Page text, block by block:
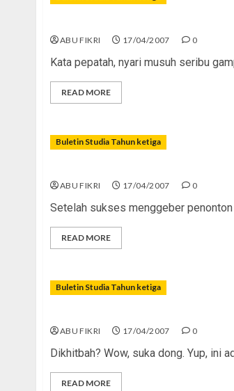
ABU FIKRI 17/04/2007 0
Kata pepatah, nyari musuh seribu
READ MORE
Buletin Studia Tahun ketiga
ABU FIKRI 17/04/2007 0
Setelah sukses menggeber penonton
READ MORE
Buletin Studia Tahun ketiga
ABU FIKRI 17/04/2007 0
Dikhitbah? Wow, suka dong. Yup, ini
READ MORE